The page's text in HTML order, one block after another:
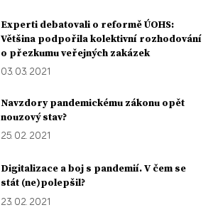
Experti debatovali o reformě ÚOHS:
Většina podpořila kolektivní rozhodování
o přezkumu veřejných zakázek
03. 03. 2021
Navzdory pandemickému zákonu opět
nouzový stav?
25. 02. 2021
Digitalizace a boj s pandemií. V čem se
stát (ne)polepšil?
23. 02. 2021